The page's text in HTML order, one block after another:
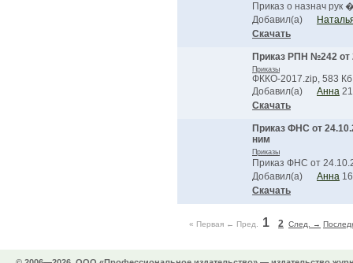
Приказ о назнач рук
Добавил(а)
Скачать
Приказ РПН №242 от
Приказы
ФККО-2017.zip, 583 Кб,
Добавил(а)
Анна
Скачать
Приказ ФНС от
ним
Приказы
Приказ ФНС от
Добавил(а)
Анна
Скачать
« Первая ← Пред. 1 2 След. →